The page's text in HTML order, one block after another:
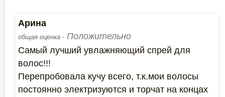
Арина
общая оценка - Положительно
Самый лучший увлажняющий спрей для
волос!!!
Перепробовала кучу всего, т.к.мои волосы
постоянно электризуются и торчат на концах